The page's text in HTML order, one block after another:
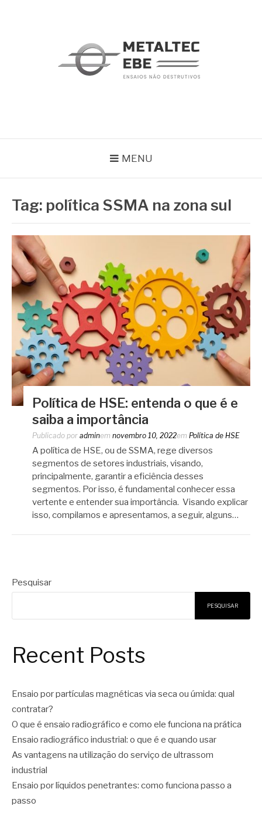
MENU
Tag: política SSMA na zona sul
Política de HSE: entenda o que é e
saiba a importância
Publicado por adminem novembro 10, 2022em Política de HSE
A política de HSE, ou de SSMA, rege diversos
segmentos de setores industriais, visando,
principalmente, garantir a eficiência desses
segmentos. Por isso, é fundamental conhecer essa
vertente e entender sua importância. Visando explicar
isso, compilamos e apresentamos, a seguir, alguns…
Pesquisar
PESQUISAR
Recent Posts
Ensaio por partículas magnéticas via seca ou úmida: qual
contratar?
O que é ensaio radiográfico e como ele funciona na prática
Ensaio radiográfico industrial: o que é e quando usar
As vantagens na utilização do serviço de ultrassom
industrial
Ensaio por líquidos penetrantes: como funciona passo a
passo